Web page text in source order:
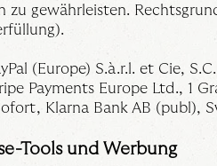
zu gewährleisten.
(Europe) S.à.r.l. et Cie,
Payments Europe Ltd., 1
Klarna Bank AB (publ),
Tools und Werbung